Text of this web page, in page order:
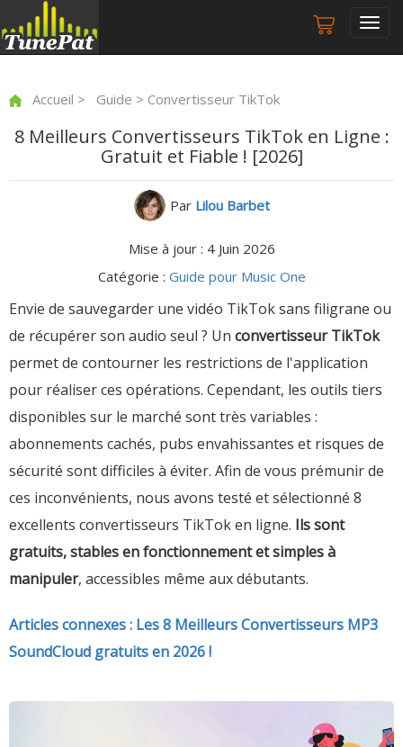
Accueil > Guide > Convertisseur TikTok
8 Meilleurs Convertisseurs TikTok en Ligne :
Gratuit et Fiable ! [2026]
Par Lilou Barbet
Mise à jour : 4 Juin 2026
Catégorie : Guide pour Music One
Envie de sauvegarder une vidéo TikTok sans filigrane ou
de récupérer son audio seul ? Un convertisseur TikTok
permet de contourner les restrictions de l'application
pour réaliser ces opérations. Cependant, les outils tiers
disponibles sur le marché sont très variables :
abonnements cachés, pubs envahissantes et risques de
sécurité sont difficiles à éviter. Afin de vous prémunir de
ces inconvénients, nous avons testé et sélectionné 8
excellents convertisseurs TikTok en ligne. Ils sont
gratuits, stables en fonctionnement et simples à
manipuler, accessibles même aux débutants.
Articles connexes : Les 8 Meilleurs Convertisseurs MP3
SoundCloud gratuits en 2026 !